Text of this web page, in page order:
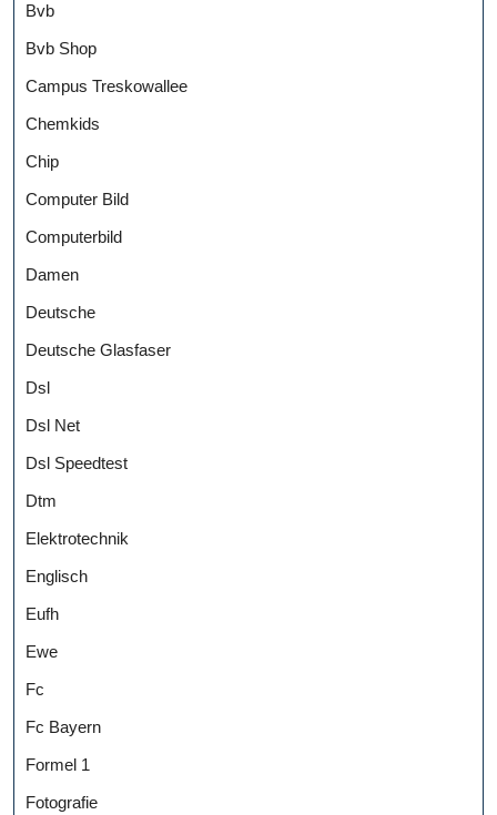
Bvb
Bvb Shop
Campus Treskowallee
Chemkids
Chip
Computer Bild
Computerbild
Damen
Deutsche
Deutsche Glasfaser
Dsl
Dsl Net
Dsl Speedtest
Dtm
Elektrotechnik
Englisch
Eufh
Ewe
Fc
Fc Bayern
Formel 1
Fotografie